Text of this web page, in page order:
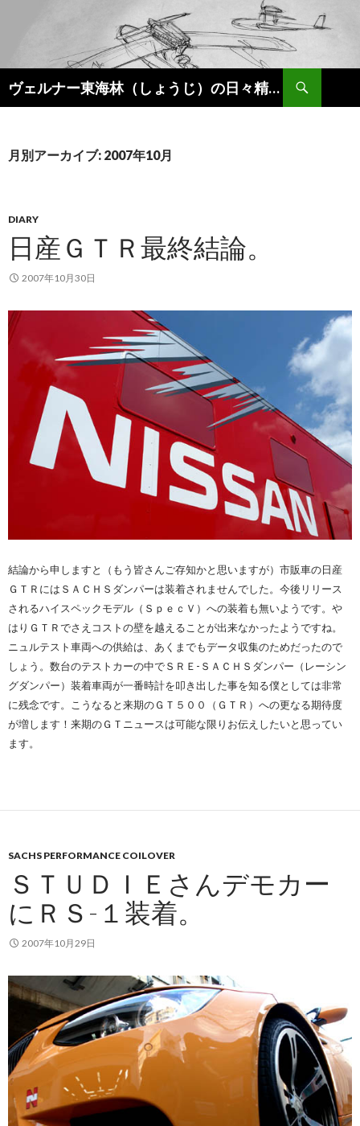
ヴェルナー東海林（しょうじ）の日々精進。
索
ン
キ
ッ
プ
月別アーカイブ: 2007年10月
DIARY
日産ＧＴＲ最終結論。
2007年10月30日
結論から申しますと（もう皆さんご存知かと思いますが）市販車の日産
ＧＴＲにはＳＡＣＨＳダンパーは装着されませんでした。今後リリース
されるハイスペックモデル（ＳｐｅｃＶ）への装着も無いようです。や
はりＧＴＲでさえコストの壁を越えることが出来なかったようですね。
ニュルテスト車両への供給は、あくまでもデータ収集のためだったので
しょう。数台のテストカーの中でＳＲＥ-ＳＡＣＨＳダンパー（レーシン
グダンパー）装着車両が一番時計を叩き出した事を知る僕としては非常
に残念です。こうなると来期のＧＴ５００（ＧＴＲ）への更なる期待度
が増します！来期のＧＴニュースは可能な限りお伝えしたいと思ってい
ます。
SACHS PERFORMANCE COILOVER
ＳＴＵＤＩＥさんデモカー
にＲＳ-１装着。
2007年10月29日